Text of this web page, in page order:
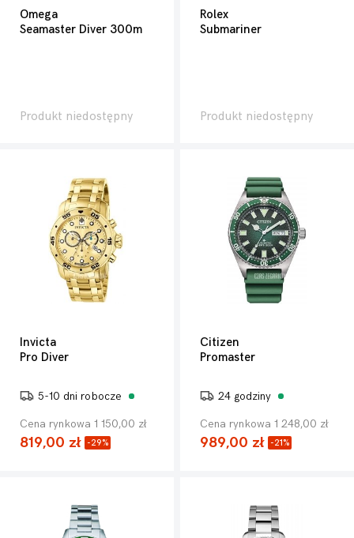
Omega
Seamaster Diver 300m
Produkt niedostępny
Rolex
Submariner
Produkt niedostępny
Invicta
Pro Diver
5-10 dni robocze
Cena rynkowa 1 150,00 zł
819,00 zł -29%
Citizen
Promaster
24 godziny
Cena rynkowa 1 248,00 zł
989,00 zł -21%